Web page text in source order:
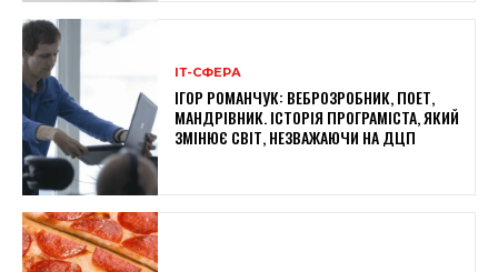
ІТ-СФЕРА
ІГОР РОМАНЧУК: ВЕБРОЗРОБНИК, ПОЕТ,
МАНДРІВНИК. ІСТОРІЯ ПРОГРАМІСТА, ЯКИЙ
ЗМІНЮЄ СВІТ, НЕЗВАЖАЮЧИ НА ДЦП